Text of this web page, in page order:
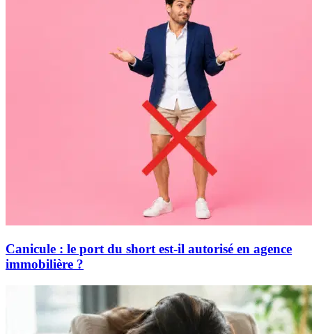
Canicule : le port du short est-il autorisé en agence
immobilière ?